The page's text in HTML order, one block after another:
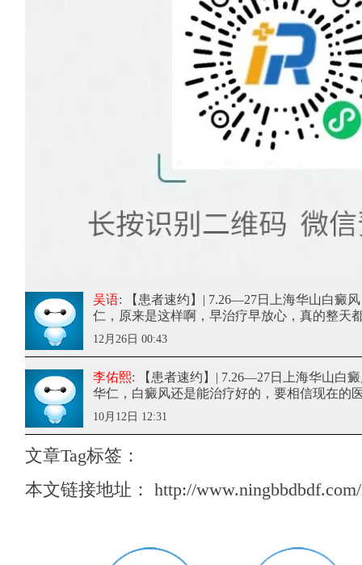
吴语: 【患者速约】| 7.26—27日上海华山白癜
仁 ，原来是这样啊，早治疗早放心，真的整天
12月26日 00:43
李佑熙: 【患者速约】| 7.26—27日上海华山白
华仁 ，白癜风还是能治疗好的，要相信现在的
10月12日 12:31
文章Tag标签：
本文链接地址： http://